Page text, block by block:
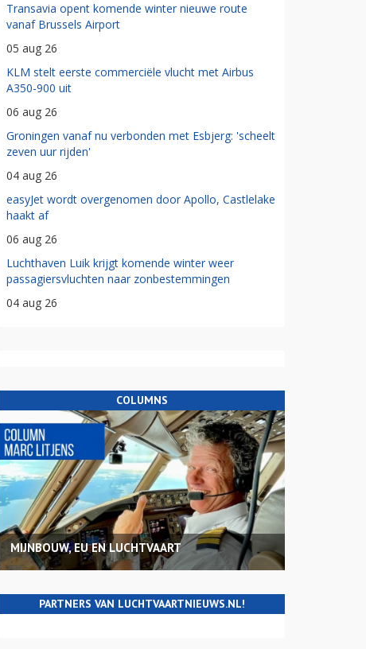
Transavia opent komende winter nieuwe route
vanaf Brussels Airport
05 aug 26
KLM stelt eerste commerciële vlucht met Airbus
A350-900 uit
06 aug 26
Groningen vanaf nu verbonden met Esbjerg: 'scheelt
zeven uur rijden'
04 aug 26
easyJet wordt overgenomen door Apollo, Castlelake
haakt af
06 aug 26
Luchthaven Luik krijgt komende winter weer
passagiersvluchten naar zonbestemmingen
04 aug 26
COLUMNS
MIJNBOUW, EU EN LUCHTVAART
PARTNERS VAN LUCHTVAARTNIEUWS.NL!